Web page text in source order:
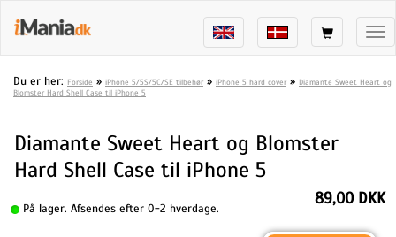
Du er her: Forside » iPhone 5/5S/5C/SE tilbehør » iPhone 5 hard cover » Diamante Sweet Heart og
Blomster Hard Shell Case til iPhone 5
Diamante Sweet Heart og Blomster
Hard Shell Case til iPhone 5
På lager. Afsendes efter 0-2 hverdage.
89,00 DKK